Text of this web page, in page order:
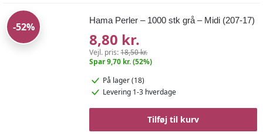
-52%
Hama Perler – 1000 stk grå – Midi (207-17)
8,80 kr.
Vejl. pris:18,50 kr.
Spar 9,70 kr. (52%)
På lager (18)
Levering 1-3 hverdage
Tilføj til kurv